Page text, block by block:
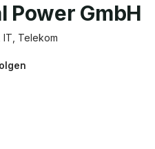
Power GmbH
IT, Telekom